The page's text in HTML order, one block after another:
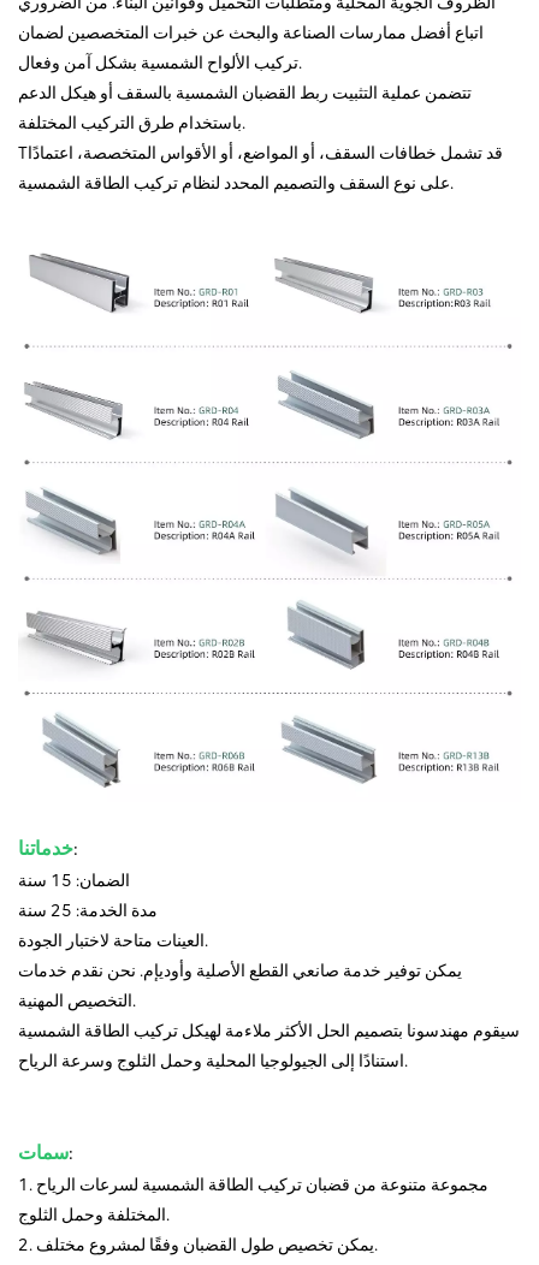
اتباع أفضل ممارسات الصناعة والبحث عن خبرات المتخصصين لضمان
تركيب الألواح الشمسية بشكل آمن وفعال.
تتضمن عملية التثبيت ربط القضبان الشمسية بالسقف أو هيكل الدعم
باستخدام طرق التركيب المختلفة.
Tقد تشمل خطافات السقف، أو المواضع، أو الأقواس المتخصصة، اعتمادًا
على نوع السقف والتصميم المحدد لنظام تركيب الطاقة الشمسية.
خدماتنا:
الضمان: 15 سنة
مدة الخدمة: 25 سنة
العينات متاحة لاختبار الجودة.
يمكن توفير خدمة صانعي القطع الأصلية وأوديإم. نحن نقدم خدمات
التخصيص المهنية.
سيقوم مهندسونا بتصميم الحل الأكثر ملاءمة لهيكل تركيب الطاقة الشمسية
استنادًا إلى الجيولوجيا المحلية وحمل الثلوج وسرعة الرياح.
سمات:
1. مجموعة متنوعة من قضبان تركيب الطاقة الشمسية لسرعات الرياح
المختلفة وحمل الثلوج.
2. يمكن تخصيص طول القضبان وفقًا لمشروع مختلف.